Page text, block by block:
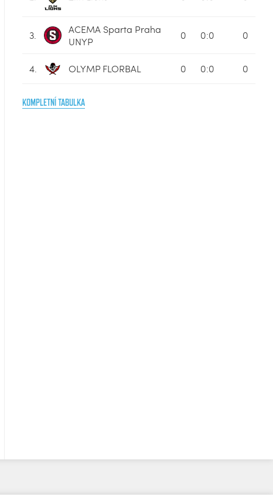
3.
ACEMA Sparta Praha
UNYP
0 0:0 0
4. OLYMP FLORBAL 0 0:0 0
KOMPLETNÍ TABULKA